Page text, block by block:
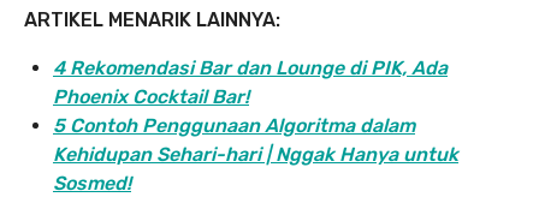
ARTIKEL MENARIK LAINNYA:
4 Rekomendasi Bar dan Lounge di PIK, Ada
Phoenix Cocktail Bar!
5 Contoh Penggunaan Algoritma dalam
Kehidupan Sehari-hari | Nggak Hanya untuk
Sosmed!